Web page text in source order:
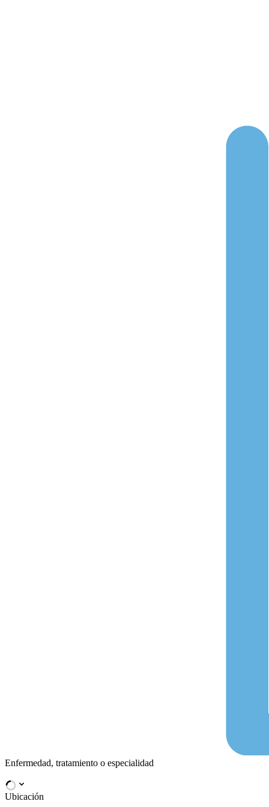
Enfermedad, tratamiento o especialidad
Ubicación